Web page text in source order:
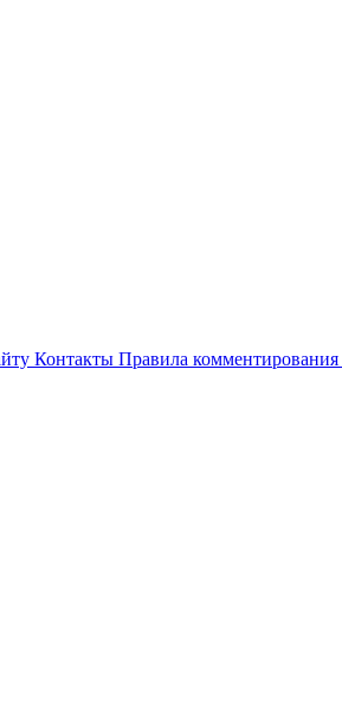
Контакты Правила комментирования